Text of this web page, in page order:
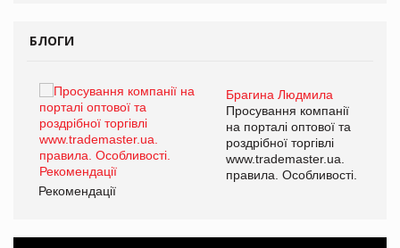
БЛОГИ
Брагина Людмила
Просування компанії
на порталі оптової та
роздрібної торгівлі
www.trademaster.ua.
правила. Особливості.
Рекомендації